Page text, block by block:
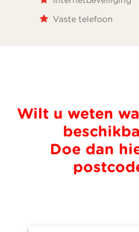
Vaste telefoon
Wilt u weten
Doe dan